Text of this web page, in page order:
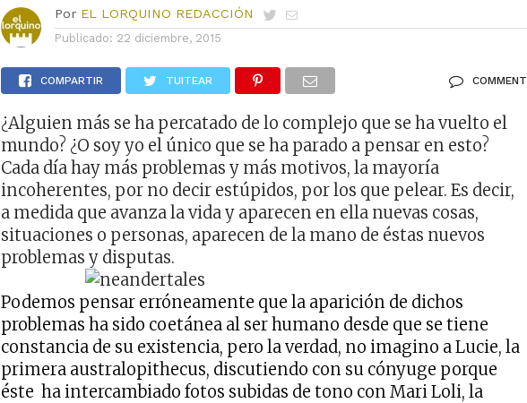
Por EL LORQUINO REDACCIÓN
Publicado: 22 diciembre, 2015
COMPARTIR TUITEAR COMMENT
¿Alguien más se ha percatado de lo complejo que se ha vuelto el
mundo? ¿O soy yo el único que se ha parado a pensar en esto?
Cada día hay más problemas y más motivos, la mayoría
incoherentes, por no decir estúpidos, por los que pelear. Es decir,
a medida que avanza la vida y aparecen en ella nuevas cosas,
situaciones o personas, aparecen de la mano de éstas nuevos
problemas y disputas.
Podemos pensar erróneamente que la aparición de dichos
problemas ha sido coetánea al ser humano desde que se tiene
constancia de su existencia, pero la verdad, no imagino a Lucie, la
primera australopithecus, discutiendo con su cónyuge porque
éste ha intercambiado fotos subidas de tono con Mari Loli, la